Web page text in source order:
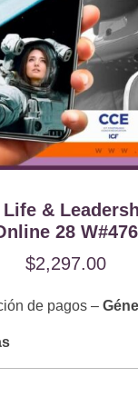
&
28 W#476
$2,297.00
de pagos –